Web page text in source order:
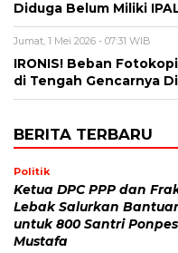
Diduga Belum Miliki
Jumat, 1 Mei 2026 - 07:31 WIB
IRONIS! Beban
di Tengah Gencarnya
BERITA TERBARU
Politik
Ketua DPC PPP dan
Lebak Salurkan
untuk 800 Santri
Mustafa